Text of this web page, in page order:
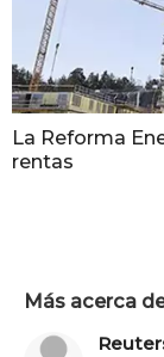
La Reforma
rentas
Más acerca